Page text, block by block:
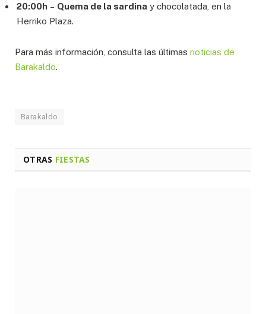
20:00h – Quema de la sardina y chocolatada, en la
Herriko Plaza.
Para más información, consulta las últimas noticias de
Barakaldo.
Barakaldo
OTRAS FIESTAS